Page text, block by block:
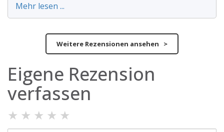
Mehr lesen ...
Weitere Rezensionen ansehen >
Eigene Rezension
verfassen
★ ★ ★ ★ ★